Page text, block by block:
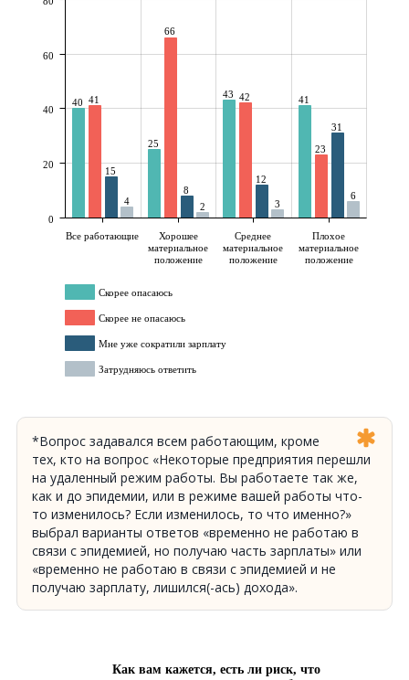
*Вопрос задавался всем работающим, кроме
тех, кто на вопрос «Некоторые предприятия перешли
на удаленный режим работы. Вы работаете так же,
как и до эпидемии, или в режиме вашей работы что-
то изменилось? Если изменилось, то что именно?»
выбрал варианты ответов «временно не работаю в
связи с эпидемией, но получаю часть зарплаты» или
«временно не работаю в связи с эпидемией и не
получаю зарплату, лишился(-ась) дохода».